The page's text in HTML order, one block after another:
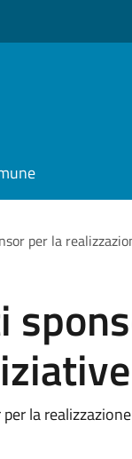
per la
la